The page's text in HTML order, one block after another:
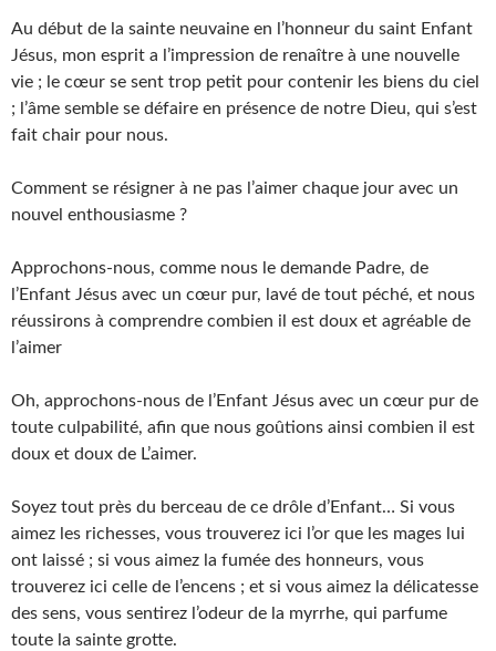
Au début de la sainte neuvaine en l’honneur du saint Enfant
Jésus, mon esprit a l’impression de renaître à une nouvelle
vie ; le cœur se sent trop petit pour contenir les biens du ciel
; l’âme semble se défaire en présence de notre Dieu, qui s’est
fait chair pour nous.
Comment se résigner à ne pas l’aimer chaque jour avec un
nouvel enthousiasme ?
Approchons-nous, comme nous le demande Padre, de
l’Enfant Jésus avec un cœur pur, lavé de tout péché, et nous
réussirons à comprendre combien il est doux et agréable de
l’aimer
Oh, approchons-nous de l’Enfant Jésus avec un cœur pur de
toute culpabilité, afin que nous goûtions ainsi combien il est
doux et doux de L’aimer.
Soyez tout près du berceau de ce drôle d’Enfant… Si vous
aimez les richesses, vous trouverez ici l’or que les mages lui
ont laissé ; si vous aimez la fumée des honneurs, vous
trouverez ici celle de l’encens ; et si vous aimez la délicatesse
des sens, vous sentirez l’odeur de la myrrhe, qui parfume
toute la sainte grotte.